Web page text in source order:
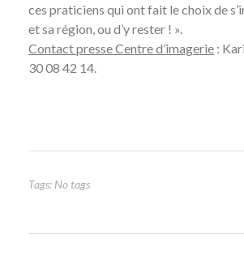
ces praticiens qui ont fait le choix de
et sa région, ou d’y rester ! ».
Contact presse Centre d’imagerie :
30 08 42 14.
Tags: No tags